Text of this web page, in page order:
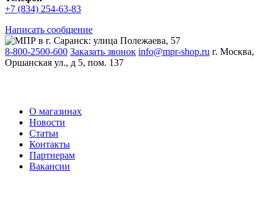
+7 (834) 254-63-83
Написать сообщение
8-800-2500-600 Заказать звонок info@mpr-shop.ru г. Москва,
Оршанская ул., д 5, пом. 137
О магазинах
Новости
Статьи
Контакты
Партнерам
Вакансии